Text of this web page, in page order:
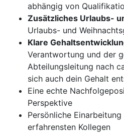
abhängig von
Zusätzliches Urlaubs-
Urlaubs- und
Klare
Verantwortung und der
Abteilungsleitung nach
sich auch dein Gehalt
Eine echte
Perspektive
Persönliche
erfahrensten Kollegen